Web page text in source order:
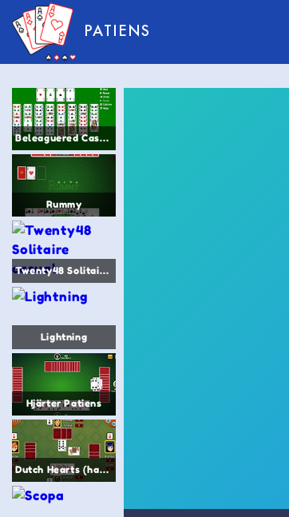
PATIENS
Beleaguered Castle
Rummy
Twenty48 Solitaire casual
Lightning
Hjärter Patiens
Dutch Hearts (hartenjagen)